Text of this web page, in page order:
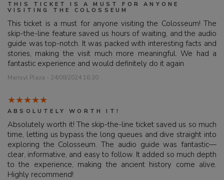
THIS TICKET IS A MUST FOR ANYONE
VISITING THE COLOSSEUM
This ticket is a must for anyone visiting the Colosseum! The
skip-the-line feature saved us hours of waiting, and the audio
guide was top-notch. It was packed with interesting facts and
stories, making the visit much more meaningful. We had a
fantastic experience and would definitely do it again
Marisyl Plaza - 24/08/2024 16:30
ABSOLUTELY WORTH IT!
Absolutely worth it! The skip-the-line ticket saved us so much
time, letting us bypass the long queues and dive straight into
exploring the Colosseum. The audio guide was fantastic—
clear, informative, and easy to follow. It added so much depth
to the experience, making the ancient history come alive.
Highly recommend!